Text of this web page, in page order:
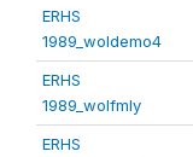
ERHS
1989_woldemo4
ERHS
1989_wolfmly
ERHS